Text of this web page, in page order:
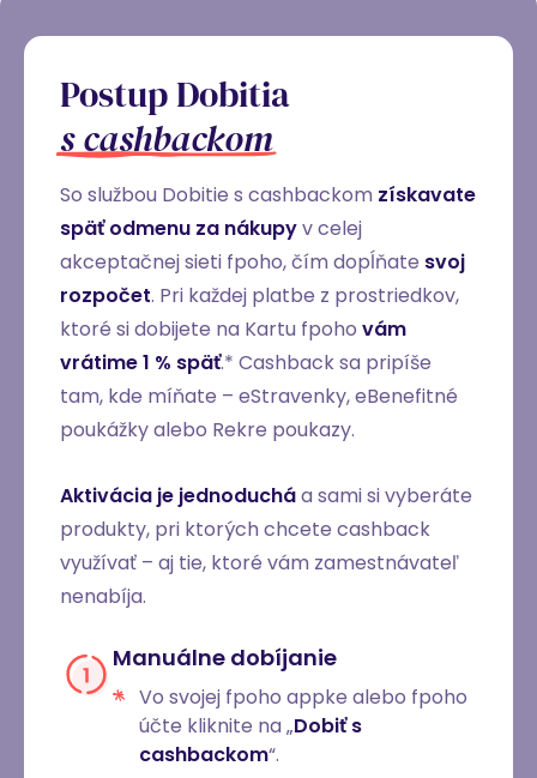
Postup Dobitia
s cashbackom
So službou Dobitie s cashbackom získavate
späť odmenu za nákupyv celej
akceptačnej sieti fpoho, čím dopĺňate svoj
rozpočet. Pri každej platbe z prostriedkov,
ktoré si dobijete na Kartu fpoho vám
vrátime 1 % späť.* Cashback sa pripíše
tam, kde míňate – eStravenky, eBenefitné
poukážky alebo Rekre poukazy.
Aktivácia je jednoducháa sami si vyberáte
produkty, pri ktorých chcete cashback
využívať – aj tie, ktoré vám zamestnávateľ
nenabíja.
Manuálne dobíjanie
Vo svojej fpoho appke alebo fpoho
účte kliknite na „Dobiť s
cashbackom“.